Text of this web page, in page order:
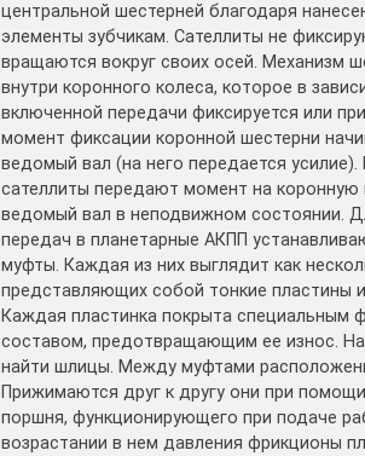
центральной шестерней благодаря
элементы зубчикам. Сателлиты не
вращаются вокруг своих осей. Механизм
внутри коронного колеса, которое в
включенной передачи фиксируется или
момент фиксации коронной шестерни
ведомый вал (на него передается
сателлиты передают момент на коронную
ведомый вал в неподвижном состоянии.
передач в планетарные АКПП
муфты. Каждая из них выглядит как
представляющих собой тонкие пластины
Каждая пластинка покрыта специальным
составом, предотвращающим ее износ.
найти шлицы. Между муфтами
Прижимаются друг к другу они при
поршня, функционирующего при подаче
возрастании в нем давления фрикционы